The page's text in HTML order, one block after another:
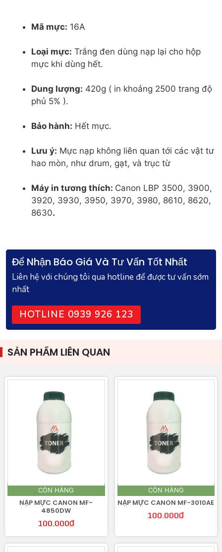
Mã mực: 16A
Loại mực: Trắng đen dùng nạp lại cho hộp
mực khi dùng hết.
Dung lượng: 420g ( in khoảng 2500 trang độ
phủ 5% ).
Bảo hành: Hết mực.
Lưu ý: Mực nạp không liên quan tới các vật tư
hao mòn, như drum, gạt, và trục từ
Máy in tương thích: Canon LBP 3500, 3900,
3920, 3930, 3950, 3970, 3980, 8610, 8620,
8630.
Để Nhận Báo Giá Và Tư Vấn Tốt Nhất
Liên hệ với chúng tôi qua hotline để được tư vấn sớm
nhất
HOTLINE 0939 926 123
SẢN PHẨM LIÊN QUAN
CÒN HÀNG
NẠP MỰC CANON MF-
4850DW
100.000₫
CÒN HÀNG
NẠP MỰC CANON MF-3010AE
100.000₫